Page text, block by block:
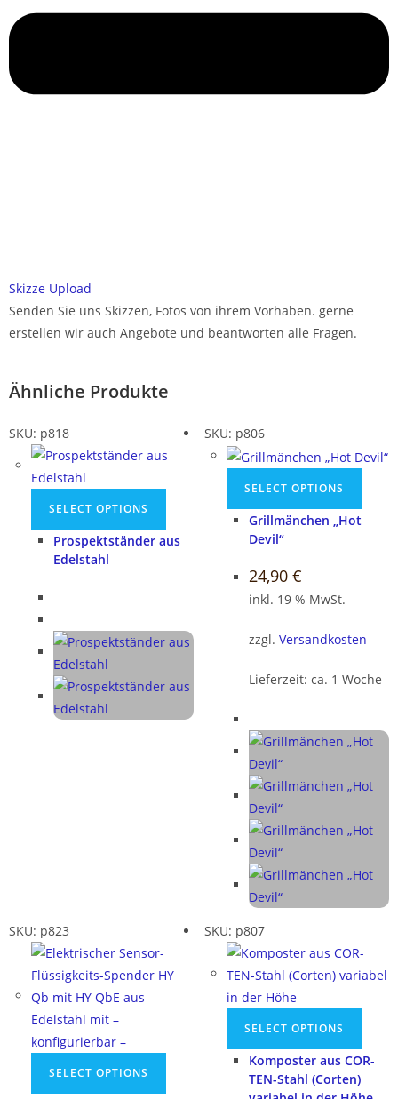
Skizze Upload
Senden Sie uns Skizzen, Fotos von ihrem Vorhaben. gerne
erstellen wir auch Angebote und beantworten alle Fragen.
Ähnliche Produkte
SKU: p818
SELECT OPTIONS
Prospektständer aus
Edelstahl
SKU: p806
SELECT OPTIONS
Grillmänchen „Hot
Devil“
24,90€
inkl. 19 % MwSt.
zzgl.Versandkosten
Lieferzeit:ca. 1 Woche
SKU: p823
SELECT OPTIONS
SKU: p807
SELECT OPTIONS
Komposter aus COR-
TEN-Stahl (Corten)